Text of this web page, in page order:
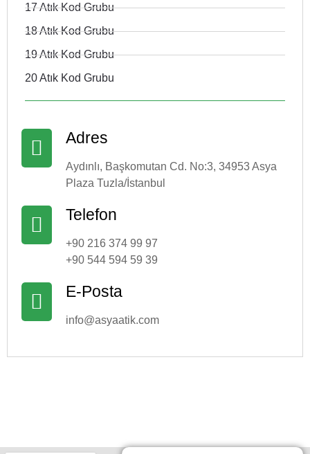
17 Atık Kod Grubu
18 Atık Kod Grubu
19 Atık Kod Grubu
20 Atık Kod Grubu
Adres
Aydınlı, Başkomutan Cd. No:3, 34953 Asya
Plaza Tuzla/İstanbul
Telefon
+90 216 374 99 97
+90 544 594 59 39
E-Posta
info@asyaatik.com